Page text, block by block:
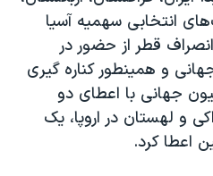
انتخابی سهمیه آسیا
قطر از حضور در
و همینطور کناره گیری
جهانی با اعطای دو
و ‌لهستان در اروپا، یک
اعطا کرد.